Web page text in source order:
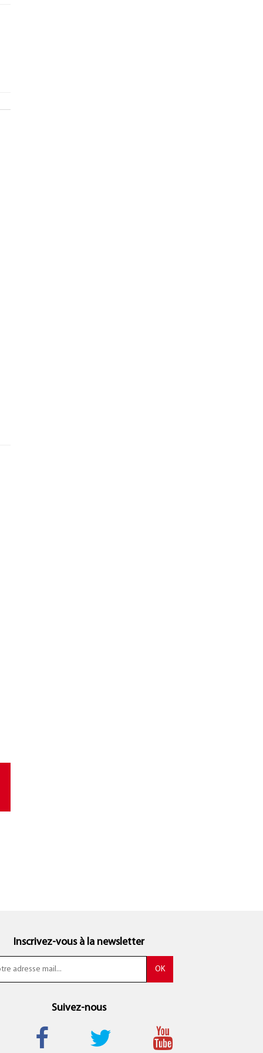
Inscrivez-vous à la newsletter
Suivez-nous